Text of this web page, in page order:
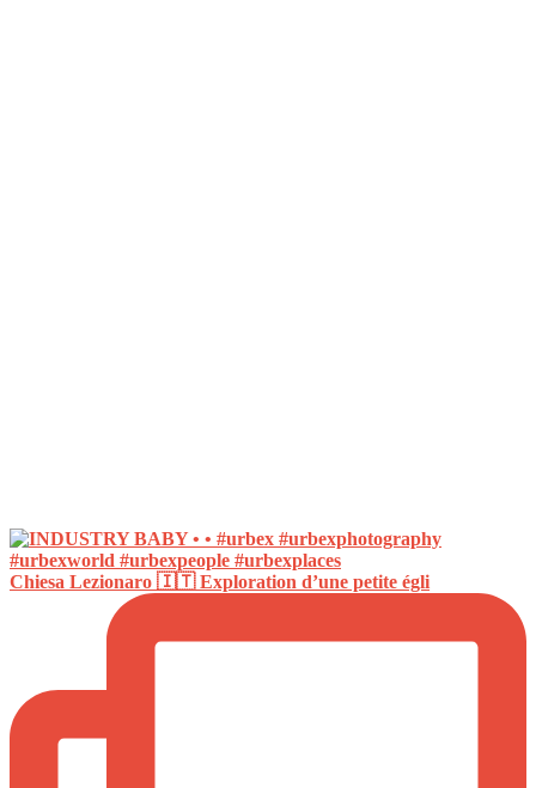
Chiesa Lezionaro 🇮🇹 Exploration d’une petite égli